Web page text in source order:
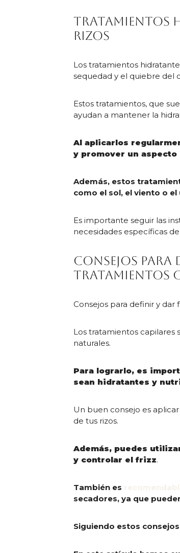
Tratamientos
rizos
Los tratamientos
sequedad y el quiebre del
Estos tratamientos, que
ayudan a mantener la
Al aplicarlos
y promover un
Además, estos
como el sol, el viento o
Es importante seguir las
necesidades específicas
Consejos
tratamientos
Consejos para definir y
Los tratamientos capilares
naturales.
Para lograrlo, es
sean hidratantes y
Un buen consejo es
de tus rizos.
Además, puedes
y controlar el frizz.
También es
secadores, ya que
Siguiendo estos